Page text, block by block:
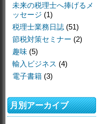
未来の税理士へ捧げるメ
ッセージ (1)
税理士業務日誌 (51)
節税対策セミナー (2)
趣味 (5)
輸入ビジネス (4)
電子書籍 (3)
月別アーカイブ